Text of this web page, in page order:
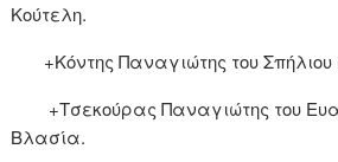
Κούτελη.
+Κόντης Παναγιώτης του Σπήλιου
+Τσεκούρας Παναγιώτης του
Βλασία.